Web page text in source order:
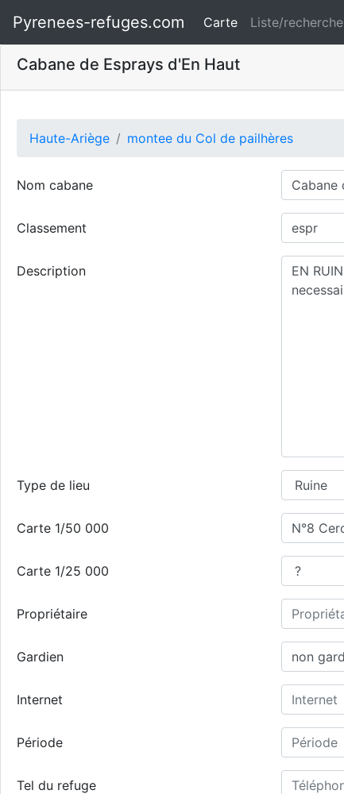
Pyrenees-refuges.com Carte Liste/recherche
Cabane de Esprays d'En Haut
Haute-Ariège montee du Col de pailhères
Nom cabane
Classement
Description
Type de lieu
Carte 1/50 000
Carte 1/25 000
Propriétaire
Gardien
Internet
Période
Tel du refuge